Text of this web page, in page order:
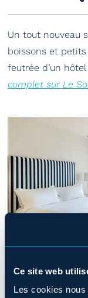
Ce site web
Les cookies
Un tout nouveau
boissons et petits
feutrée d’un
complet sur Le
Source :